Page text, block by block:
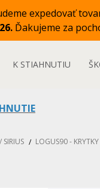
expedovať
Ďakujeme za
K STIAHNUTIU
LOGUS90 -